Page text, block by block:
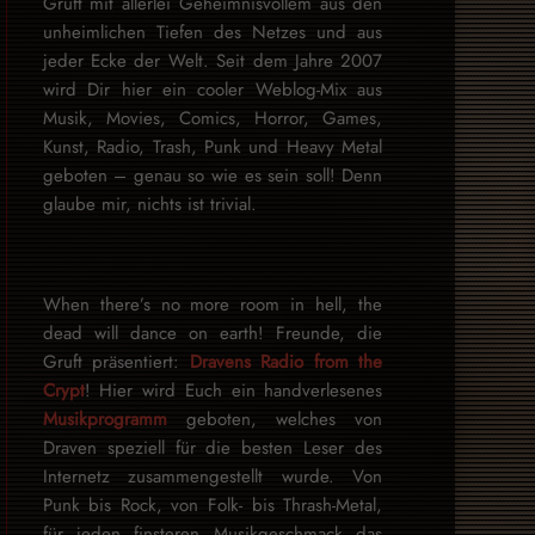
unheimlichen Tiefen des Netzes und aus
jeder Ecke der Welt. Seit dem Jahre 2007
wird Dir hier ein cooler Weblog-Mix aus
Musik, Movies, Comics, Horror, Games,
Kunst, Radio, Trash, Punk und Heavy Metal
geboten – genau so wie es sein soll! Denn
glaube mir, nichts ist trivial.
When there’s no more room in hell, the
dead will dance on earth! Freunde, die
Gruft präsentiert: Dravens Radio from the
Crypt! Hier wird Euch ein handverlesenes
Musikprogrammgeboten, welches von
Draven speziell für die besten Leser des
Internetz zu­sammen­ge­stellt wurde. Von
Punk bis Rock, von Folk- bis Thrash-Metal,